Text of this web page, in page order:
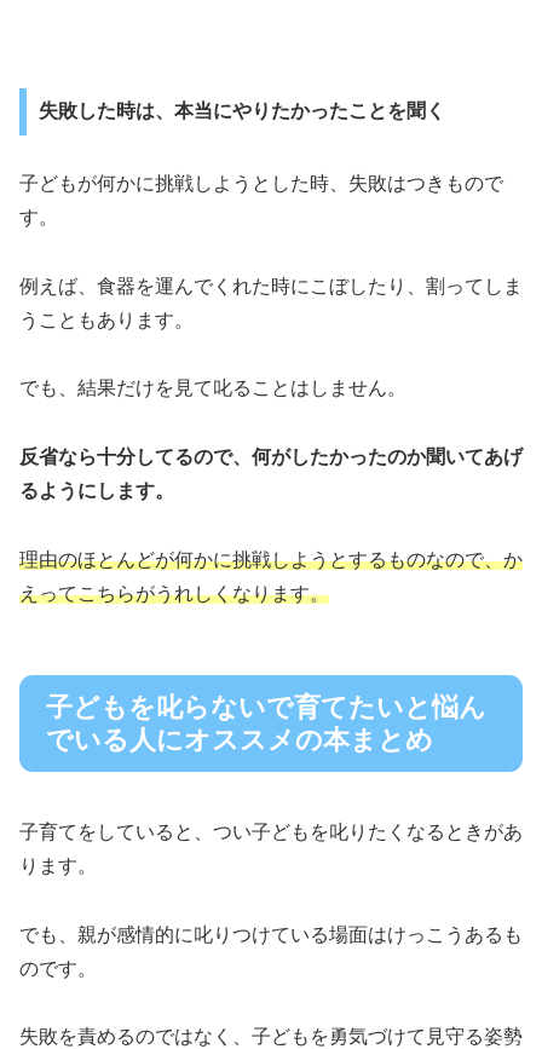
失敗した時は、本当にやりたかったことを聞く
子どもが何かに挑戦しようとした時、失敗はつきもので
す。
例えば、食器を運んでくれた時にこぼしたり、割ってしま
うこともあります。
でも、結果だけを見て叱ることはしません。
反省なら十分してるので、何がしたかったのか聞いてあげ
るようにします。
理由のほとんどが何かに挑戦しようとするものなので、か
えってこちらがうれしくなります。
子どもを叱らないで育てたいと悩ん
でいる人にオススメの本まとめ
子育てをしていると、つい子どもを叱りたくなるときがあ
ります。
でも、親が感情的に叱りつけている場面はけっこうあるも
のです。
失敗を責めるのではなく、子どもを勇気づけて見守る姿勢